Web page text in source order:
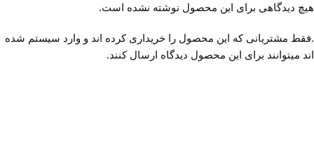
هیچ دیدگاهی برای این محصول نوشته نشده است.
.فقط مشتریانی که این محصول را خریداری کرده اند و وارد سیستم شده
اند میتوانند برای این محصول دیدگاه ارسال کنند.